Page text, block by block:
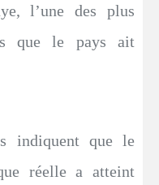
l’une des plus
que le pays ait
indiquent que le
réelle a atteint